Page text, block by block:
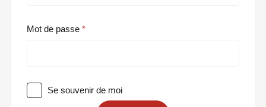
Mot de passe
Se souvenir de moi